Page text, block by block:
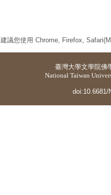
建議您使用 Chrome, Firefox,
臺灣大學文學院佛
National Taiwan
doi:10.6681/